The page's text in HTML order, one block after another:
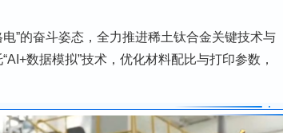
”的奋斗姿态，全力推进稀土钛合金关键技术与
数据模拟”技术，优化材料配比与打印参数，